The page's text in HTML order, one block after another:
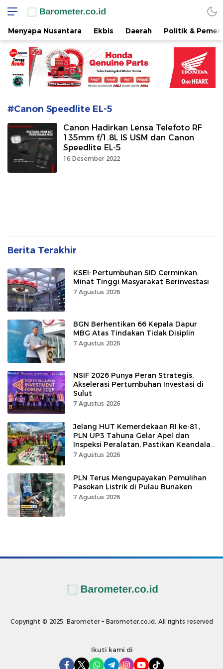
www.barometer.co.id
Berita Terkini di Sulawesi Utara
Menyapa Nusantara Ekbis Daerah Politik &
#Canon Speedlite EL-5
Canon Hadirkan Lensa Telefoto RF
135mm f/1.8L IS USM dan Canon
Speedlite EL-5
16 Desember 2022
Berita Terakhir
KSEI: Pertumbuhan SID Cerminkan
Minat Tinggi Masyarakat Berinvestasi
7 Agustus 2026
BGN Berhentikan 66 Kepala Dapur
MBG Atas Tindakan Tidak Disiplin
7 Agustus 2026
NSIF 2026 Punya Peran Strategis,
Akselerasi Pertumbuhan Investasi di
Sulut
7 Agustus 2026
Jelang HUT Kemerdekaan RI ke-81,
PLN UP3 Tahuna Gelar Apel dan
Inspeksi Peralatan, Pastikan Keandalan
Listrik
7 Agustus 2026
PLN Terus Mengupayakan Pemulihan
Pasokan Listrik di Pulau Bunaken
7 Agustus 2026
Copyright © 2025. Barometer – Barometer.co.id. All rights reserved
Ikuti kami di